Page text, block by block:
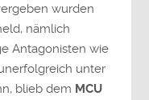
wurden
nämlich
Antagonisten wie
unter
blieb dem MCU